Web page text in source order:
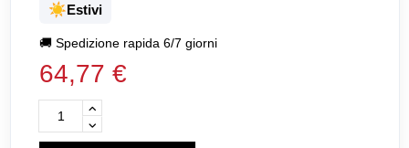
☀️Estivi
🚚Spedizione rapida 6/7 giorni
64,77 €